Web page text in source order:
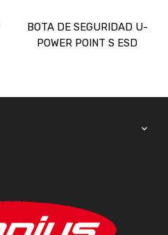
BOTA DE SEGURIDAD U-
POWER POINT S ESD
